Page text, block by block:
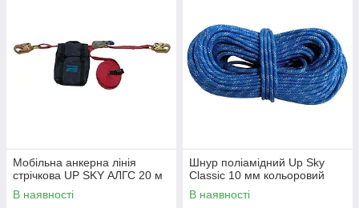
Мобільна анкерна лінія
стрічкова UP SKY АЛГС 20 м
В наявності
Шнур поліамідний Up Sky
Classic 10 мм кольоровий
В наявності